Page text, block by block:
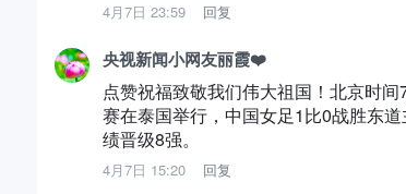
4月7日 23:59 回复
央视新闻小网友丽霞❤️
点赞祝福致敬我们伟大祖国！北京时
赛在泰国举行，中国女足1比0战胜东
绩晋级8强。
4月7日 15:20 回复